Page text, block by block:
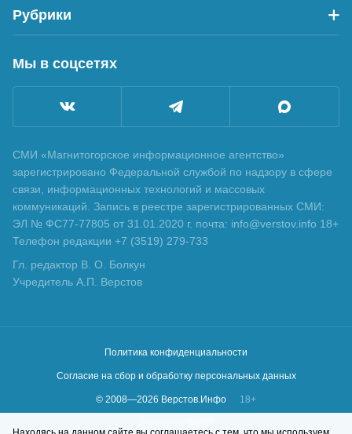
Рубрики
Мы в соцсетях
СМИ «Магнитогорское информационное агентство»
зарегистрировано Федеральной службой по надзору в сфере
связи, информационных технологий и массовых
коммуникаций. Запись в реестре зарегистрированных СМИ:
ЭЛ № ФС77-77805 от 31.01.2020 г. почта: info@verstov.info 18+
Телефон редакции +7 (3519) 279-733
Гл. редактор В. О. Болкун
Учредитель А.П. Верстов
Политика конфиденциальности
Согласие на сбор и обработку персональных данных
© 2008—2026 Верстов.Инфо
18+